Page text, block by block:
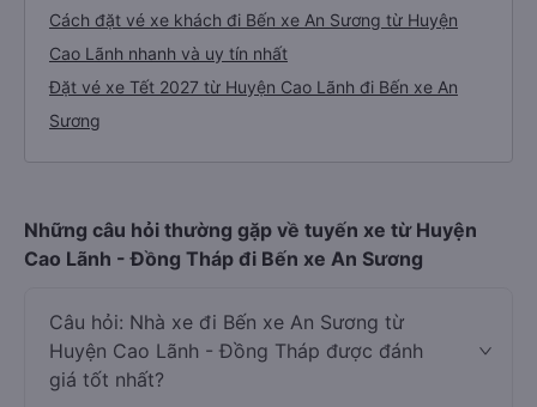
Cách đặt vé xe khách đi Bến xe An Sương từ Huyện
Cao Lãnh nhanh và uy tín nhất
Đặt vé xe Tết 2027 từ Huyện Cao Lãnh đi Bến xe An
Sương
Những câu hỏi thường gặp về tuyến xe từ Huyện
Cao Lãnh - Đồng Tháp đi Bến xe An Sương
Câu hỏi: Nhà xe đi Bến xe An Sương từ
Huyện Cao Lãnh - Đồng Tháp được đánh
giá tốt nhất?